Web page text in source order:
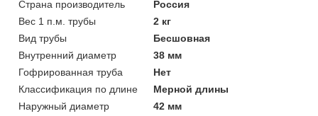
Страна производитель
Россия
Вес 1 п.м. трубы
2 кг
Вид трубы
Бесшовная
Внутренний диаметр
38 мм
Гофрированная труба
Нет
Классификация по длине
Мерной длины
Наружный диаметр
42 мм